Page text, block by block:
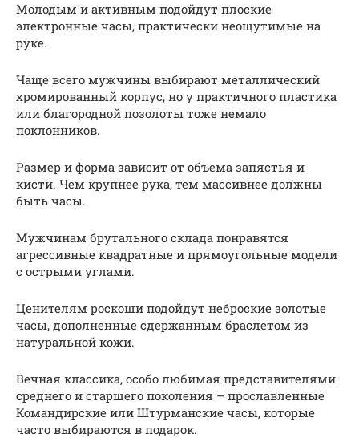
Молодым и активным подойдут плоские
электронные часы, практически неощутимые на
руке.
Чаще всего мужчины выбирают металлический
хромированный корпус, но у практичного пластика
или благородной позолоты тоже немало
поклонников.
Размер и форма зависит от объема запястья и
кисти. Чем крупнее рука, тем массивнее должны
быть часы.
Мужчинам брутального склада понравятся
агрессивные квадратные и прямоугольные модели
с острыми углами.
Ценителям роскоши подойдут неброские золотые
часы, дополненные сдержанным браслетом из
натуральной кожи.
Вечная классика, особо любимая представителями
среднего и старшего поколения – прославленные
Командирские или Штурманские часы, которые
часто выбираются в подарок.